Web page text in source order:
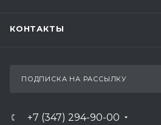
КОНТАКТЫ
ПОДПИСКА НА РАССЫЛКУ
+7 (347) 294-90-00